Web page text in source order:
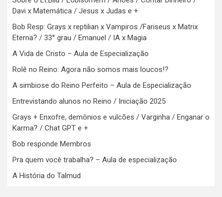
Davi x Matemática / Jesus x Judas e +
Bob Resp: Grays x reptilian x Vampiros /Fariseus x Matrix
Eterna? / 33° grau / Emanuel / IA x Magia
A Vida de Cristo – Aula de Especialização
Rolê no Reino: Agora não somos mais loucos!?
A simbiose do Reino Perfeito – Aula de Especialização
Entrevistando alunos no Reino / Iniciação 2025
Grays + Enxofre, demônios e vulcões / Varginha / Enganar o
Karma? / Chat GPT e +
Bob responde Membros
Pra quem você trabalha? – Aula de especialização
A História do Talmud